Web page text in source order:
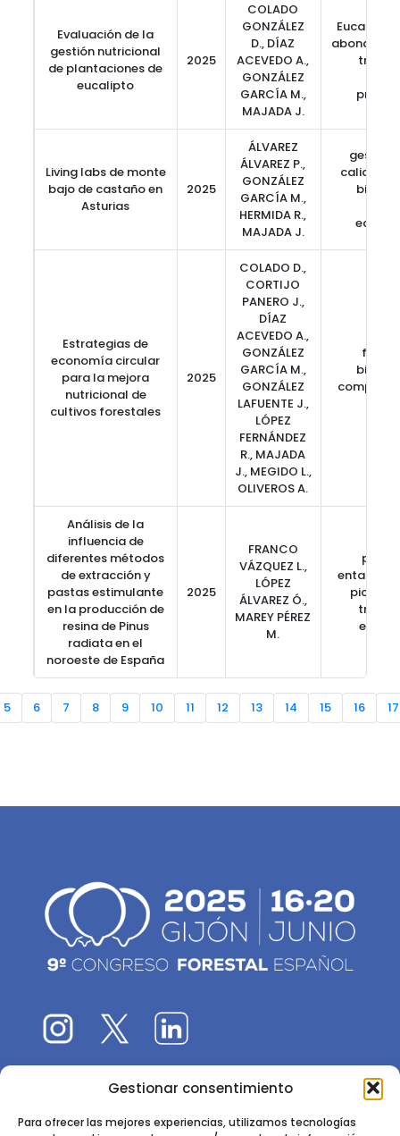
Gestionar consentimiento
Para ofrecer las mejores experiencias, utilizamos tecnologías
Evaluación de la
gestión nutricional
de plantaciones de
eucalipto
2025
COLADO
GONZÁLEZ
D., DÍAZ
ACEVEDO A.,
GONZÁLEZ
GARCÍA M.,
MAJADA J.
abonado,
Living labs de monte
bajo de castaño en
Asturias
2025
ÁLVAREZ
ÁLVAREZ P.,
GONZÁLEZ
GARCÍA M.,
HERMIDA R.,
MAJADA J.
gestión
calidad
Estrategias de
economía circular
para la mejora
nutricional de
cultivos forestales
2025
COLADO D.,
CORTIJO
PANERO J.,
DÍAZ
ACEVEDO A.,
GONZÁLEZ
GARCÍA M.,
GONZÁLEZ
LAFUENTE J.,
LÓPEZ
FERNÁNDEZ
R., MAJADA
J., MEGIDO L.,
OLIVEROS A.
compost,
Análisis de la
influencia de
diferentes métodos
de extracción y
pastas estimulante
en la producción de
resina de Pinus
radiata en el
noroeste de España
2025
FRANCO
VÁZQUEZ L.,
LÓPEZ
ÁLVAREZ Ó.,
MAREY PÉREZ
M.
pino
pica de
5 6 7 8 9 10 11 12 13 14 15 16 17
El 9CFE es una actividad promovida por laSociedad